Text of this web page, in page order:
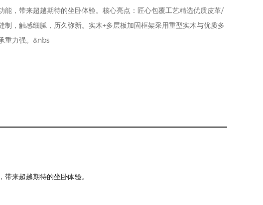
能，带来超越期待的坐卧体验。核心亮点：匠心包覆工艺精选优质皮革/
制，触感细腻，历久弥新。实木+多层板加固框架采用重型实木与优质多
重力强。&nbs